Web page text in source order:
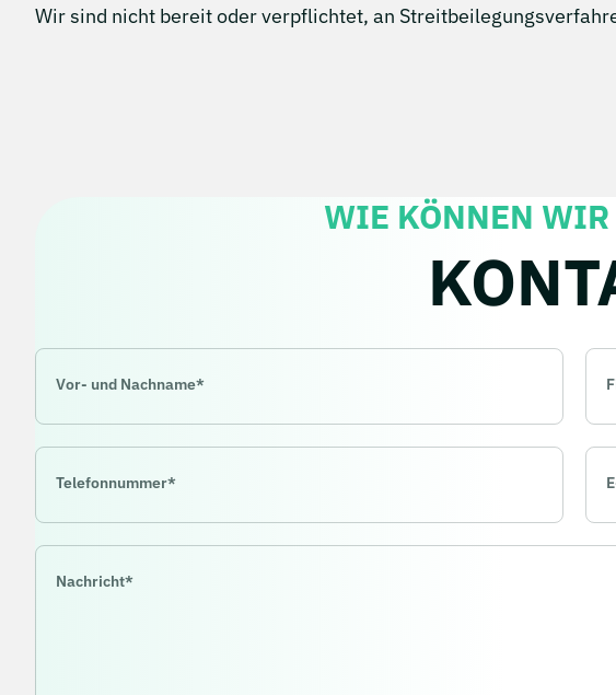
Wir sind nicht bereit oder verpflichtet, an
WIE KÖNNEN
Pflichtfeld
Vor- und Nachname*
Pflichtfeld
Telefonnummer*
Pflichtfeld
Nachricht*